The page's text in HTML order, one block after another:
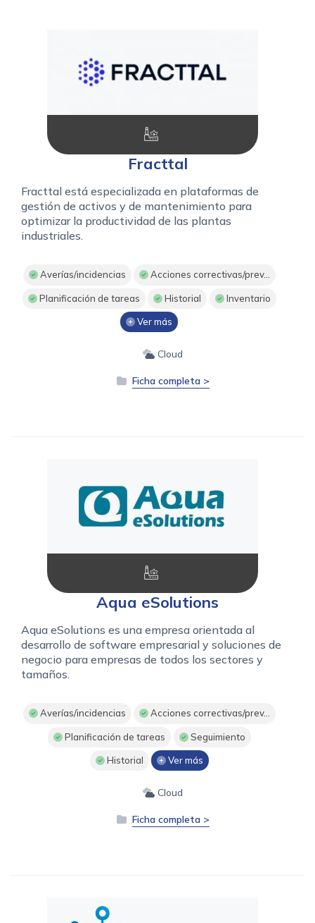
Fracttal
Fracttal está especializada en plataformas de
gestión de activos y de mantenimiento para
optimizar la productividad de las plantas
industriales.
Averías/incidencias Acciones correctivas/prev...
Planificación de tareas Historial Inventario
Ver más
Cloud
Ficha completa >
Aqua eSolutions
Aqua eSolutions es una empresa orientada al
desarrollo de software empresarial y soluciones de
negocio para empresas de todos los sectores y
tamaños.
Averías/incidencias Acciones correctivas/prev...
Planificación de tareas Seguimiento
Historial Ver más
Cloud
Ficha completa >